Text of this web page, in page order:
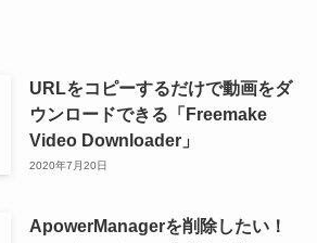
URLをコピーするだけで動画をダ
ウンロードできる「Freemake
Video Downloader」
2020年7月20日
ApowerManagerを削除したい！